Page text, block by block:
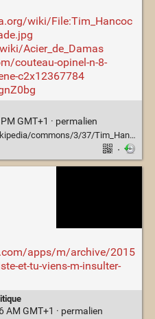
wiki/File:Tim_Hancoc
Acier_de_Damas
couteau-opinel-n-8-
c2x12367784
GMT+1 · permalien
Tim_Hancock_Forging_a_Damascus_Blade.jpg
·
apps/m/archive/2015
et-tu-viens-m-insulter-
GMT+1 · permalien